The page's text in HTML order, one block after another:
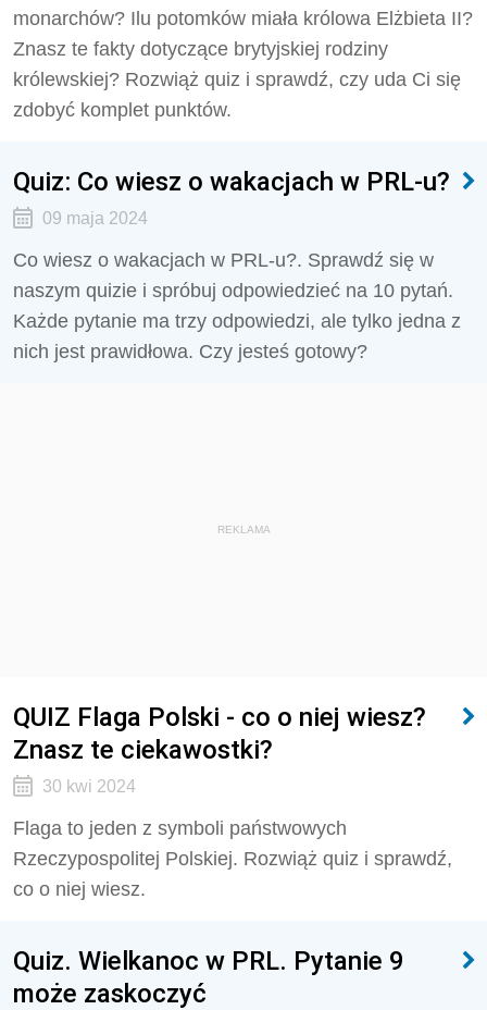
monarchów? Ilu potomków miała królowa Elżbieta II?
Znasz te fakty dotyczące brytyjskiej rodziny
królewskiej? Rozwiąż quiz i sprawdź, czy uda Ci się
zdobyć komplet punktów.
Quiz: Co wiesz o wakacjach w PRL-u?
09 maja 2024
Co wiesz o wakacjach w PRL-u?. Sprawdź się w
naszym quizie i spróbuj odpowiedzieć na 10 pytań.
Każde pytanie ma trzy odpowiedzi, ale tylko jedna z
nich jest prawidłowa. Czy jesteś gotowy?
REKLAMA
QUIZ Flaga Polski - co o niej wiesz?
Znasz te ciekawostki?
30 kwi 2024
Flaga to jeden z symboli państwowych
Rzeczypospolitej Polskiej. Rozwiąż quiz i sprawdź,
co o niej wiesz.
Quiz. Wielkanoc w PRL. Pytanie 9
może zaskoczyć